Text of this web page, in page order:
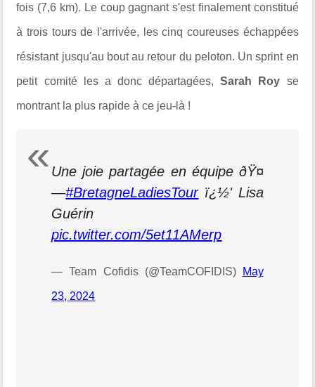
fois (7,6 km). Le coup gagnant s'est finalement constitué
à trois tours de l'arrivée, les cinq coureuses échappées
résistant jusqu'au bout au retour du peloton. Un sprint en
petit comité les a donc départagées,Sarah Roy se
montrant la plus rapide à ce jeu-là !
Une joie partagée en équipe ðŸ¤
—#BretagneLadiesTourï¿½' Lisa
Guérin
pic.twitter.com/5et11AMerp
— Team Cofidis (@TeamCOFIDIS) May
23, 2024